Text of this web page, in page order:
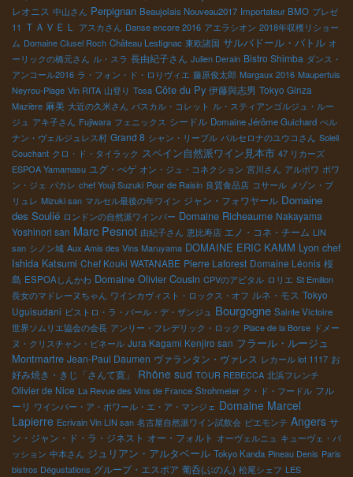
レオニス 中山さん Perpignan Beaujolais Nouveau2017 Importateur BMO ブレゼ
11 ＴＡＶＥＬ アスカさん Danse encore 2016 アエラシオン 2018年収穫リショー
ム Domaine Clusel Roch Château Lestignac 東欧諸国 サルバドール・バトル オ
ーリックの橋元さん ル・スラ 長由紀子さん Julien Derain Bistro Shimba ダンス・
アンコール2016 ラ・フォン・ド・ロりヴィエ 藤原俊太郎 Margaux 2016 Maupertuis
Neyrou-Plage Vin RITA 山登り Tosa Côte du Py 伊藤與志男 Tokyo Ginza
Mazière 麻美 大近の久米さん パスカル・コレット ル・スティアンゴルジュ・ルー
ジュ アキ子さん Fujiwara フェニックス シードル Domaine Jérôme Guichard ぺル
ナン・ヴェルジュレス村 Grand 8 シャン・リーブル バルセロナのユウコさん Soleil
Couchant クロ・ド・タイラック スペイン自然派ワイン見本市 47 リカーズ
ESPOA Yamamasu ユグ・べゲ オン・ジュ・コネクション 宮川さん アルボワ ポワ
ン・ジェ パカレ chef Youji Suzuki Pour de Raisin 良質食品店 コサール メゾン・ブ
リュレ Mizuki san マルセル最後の年ワイン ジャン・フォワヤール Domaine
des Soulié ロンドンの自然派ワインバー Domaine Richeaume Nakayama
Yoshinori san Marc Pesnot 由紀子さん 恵比寿店 エノ・コネ・チーム LIN
san シノン城 Aux Amis des Vins Maruyama DOMAINE ERIC KAMM Lyon chef
Ishida Katsumi Chef Kouki WATANABE Pierre Laforest Domaine Léonis 桜
島 ESPOAしんかわ Domaine Olivier Cousin CPVのアビタル ロリエ St Emilion
長女のマドレーヌちゃん ワインカヴィスト・ロックス・オフ ルネ・モス Tokyo
Uguisudani ビストロ・ラ・パール・デ・ザンジュ Bourgogne Sainte Victoire
世界ソムリエ協会の会長 アンリー・フレデリック・ロック Place de la Borse ドメー
ヌ・クリスチャン・ビネール Jura Kagami Kenjiro san フラール・ルージュ
Montmartre Jean-Paul Daumen ヴァランタン・ヴァレス レカール lot 1117 お
好み焼き・きじ「さんて寛」
Rhône sud TOUR REBECCA 北浜フレンチ
Olivier de Nice La Revue des Vins de France Strohmeier ク・ド・フードル フル
ーリ ワインバー・ア・ボワール・エ・ア・マンジェ Domaine Marcel
Lapierre Ecrivain Vin LIN san 名古屋自然派ワイン試飲会 ピエモンテ Angers サ
ン・ジャン・ド・ラ・ジネスト オー・フォルト オーヴェルニュ キューヴェ・パ
ッション 中本さん ジュリアン・アルタベール Tokyo Kanda Pineau Denis Paris
bistros Dégustations グループ・エスポア 葡呑(ぶのん) 松尾シェフ LES